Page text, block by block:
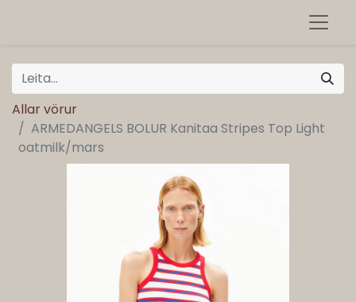
Allar vörur
ARMEDANGELS BOLUR Kanitaa Stripes Top Light
oatmilk/mars